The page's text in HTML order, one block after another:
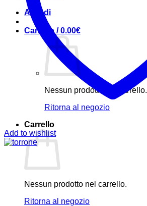
Accedi
Carrello /0.00€
Nessun prodotto nel carrello.
Ritorna al negozio
Carrello
Nessun prodotto nel carrello.
Ritorna al negozio
Add to wishlist